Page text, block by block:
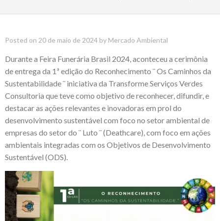
Posted on 20 de maio de 2024 by Mercado Ambiental
Durante a Feira Funerária Brasil 2024, aconteceu a cerimônia
de entrega da 1ª edição do Reconhecimento ¨ Os Caminhos da
Sustentabilidade ¨ iniciativa da Transforme Serviços Verdes
Consultoria que teve como objetivo de reconhecer, difundir, e
destacar as ações relevantes e inovadoras em prol do
desenvolvimento sustentável com foco no setor ambiental de
empresas do setor do ¨ Luto ¨ (Deathcare), com foco em ações
ambientais integradas com os Objetivos de Desenvolvimento
Sustentável (ODS).